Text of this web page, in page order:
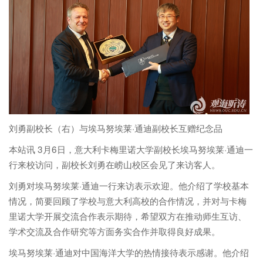
刘勇副校长（右）与埃马努埃莱·通迪副校长互赠纪念品
本站讯 3月6日，意大利卡梅里诺大学副校长埃马努埃莱·通迪一
行来校访问，副校长刘勇在崂山校区会见了来访客人。
刘勇对埃马努埃莱·通迪一行来访表示欢迎。他介绍了学校基本
情况，简要回顾了学校与意大利高校的合作情况，并对与卡梅
里诺大学开展交流合作表示期待，希望双方在推动师生互访、
学术交流及合作研究等方面务实合作并取得良好成果。
埃马努埃莱·通迪对中国海洋大学的热情接待表示感谢。他介绍